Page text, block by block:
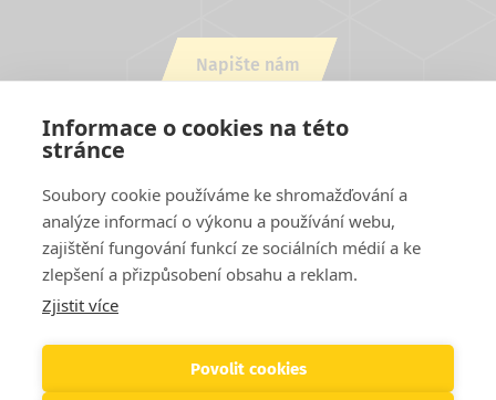
Informace o cookies na této
stránce
Soubory cookie používáme ke shromažďování a
analýze informací o výkonu a používání webu,
zajištění fungování funkcí ze sociálních médií a ke
zlepšení a přizpůsobení obsahu a reklam.
Zjistit více
Povolit cookies
Napište nám
nebo zavolejte +420 543 254 554
Patička
Projekty EUCookiesPodmínky užití stránekKontakty
Helpdesk